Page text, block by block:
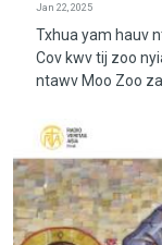
Jan 22, 2025
Txhua yam hauv
Cov kwv tij zoo
ntawv Moo Zoo